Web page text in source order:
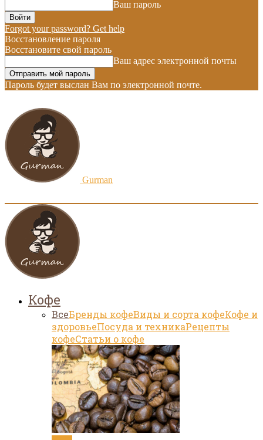
Ваш пароль
Forgot your password? Get help
Восстановление пароля
Восстановите свой пароль
Ваш адрес электронной почты
Пароль будет выслан Вам по электронной почте.
Gurman
Кофе
ВсеБренды кофеВиды и сорта кофеКофе и
здоровьеПосуда и техникаРецепты
кофеСтатьи о кофе